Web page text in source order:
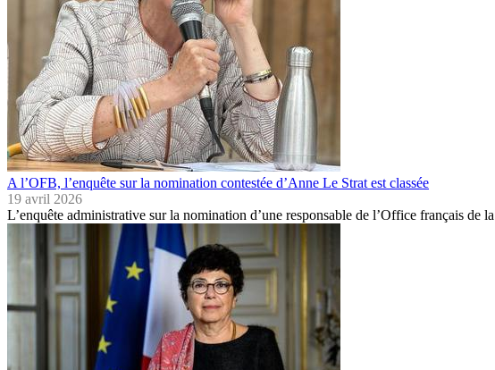
A l’OFB, l’enquête sur la nomination contestée d’Anne Le Strat est classée
19 avril 2026
L’enquête administrative sur la nomination d’une responsable de l’Office français